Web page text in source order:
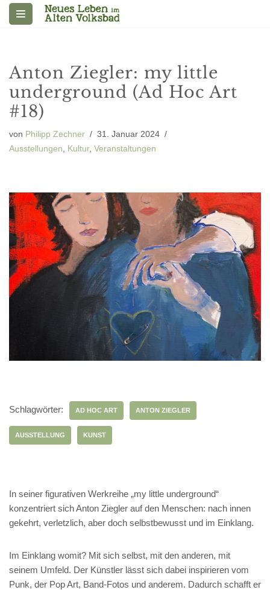
Anton Ziegler: my little
underground (Ad Hoc Art
#18)
von Philipp Zechner
31. Januar 2024
Ausstellungen, Kultur, Veranstaltungen
Schlagwörter: AD HOC ART ANTON ZIEGLER
AUSSTELLUNG KUNST
In seiner figurativen Werkreihe „my little underground“
konzentriert sich Anton Ziegler auf den Menschen: nach innen
gekehrt, verletzlich, aber doch selbstbewusst und im Einklang.
Im Einklang womit? Mit sich selbst, mit den anderen, mit
seinem Umfeld. Der Künstler lässt sich dabei inspirieren vom
Punk, der Pop Art, Band-Fotos und anderem. Dadurch schafft er